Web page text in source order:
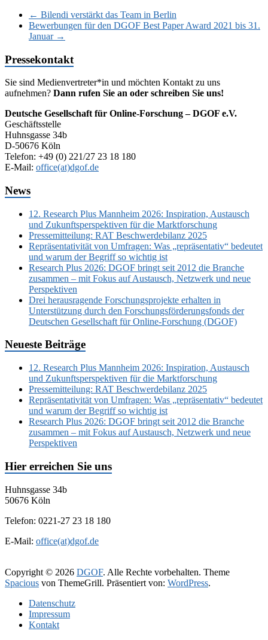
← Bilendi verstärkt das Team in Berlin
Bewerbungen für den DGOF Best Paper Award 2021 bis 31.
Januar →
Pressekontakt
Sie sind Medienvertreter*in und möchten Kontakt zu uns
aufnehmen? Dann rufen Sie an oder schreiben Sie uns!
Deutsche Gesellschaft für Online-Forschung – DGOF e.V.
Geschäftsstelle
Huhnsgasse 34b
D-50676 Köln
Telefon: +49 (0) 221/27 23 18 180
E-Mail: office(at)dgof.de
News
12. Research Plus Mannheim 2026: Inspiration, Austausch
und Zukunftsperspektiven für die Marktforschung
Pressemitteilung: RAT Beschwerdebilanz 2025
Repräsentativität von Umfragen: Was „repräsentativ“ bedeutet
und warum der Begriff so wichtig ist
Research Plus 2026: DGOF bringt seit 2012 die Branche
zusammen – mit Fokus auf Austausch, Netzwerk und neue
Perspektiven
Drei herausragende Forschungsprojekte erhalten in
Unterstützung durch den Forschungsförderungsfonds der
Deutschen Gesellschaft für Online-Forschung (DGOF)
Neueste Beiträge
12. Research Plus Mannheim 2026: Inspiration, Austausch
und Zukunftsperspektiven für die Marktforschung
Pressemitteilung: RAT Beschwerdebilanz 2025
Repräsentativität von Umfragen: Was „repräsentativ“ bedeutet
und warum der Begriff so wichtig ist
Research Plus 2026: DGOF bringt seit 2012 die Branche
zusammen – mit Fokus auf Austausch, Netzwerk und neue
Perspektiven
Hier erreichen Sie uns
Huhnsgasse 34b
50676 Köln
Telefon: 0221-27 23 18 180
E-Mail: office(at)dgof.de
Copyright © 2026 DGOF. Alle Rechte vorbehalten. Theme
Spacious von ThemeGrill. Präsentiert von: WordPress.
Daten­schutz­
Impressum
Kontakt